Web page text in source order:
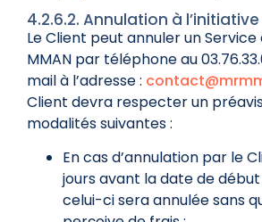
4.2.6.2. Annulation à
Le Client peut annuler un
MMAN par téléphone au
mail à l’adresse :
Client devra respecter un
modalités suivantes :
En cas d’annulation par le
jours avant la date de début
celui-ci sera annulée sans